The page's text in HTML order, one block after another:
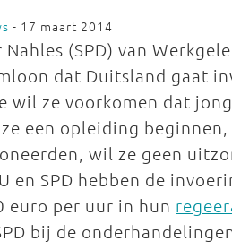
- 17 maart 2014
Nahles (SPD) van
dat Duitsland gaat
wil ze voorkomen dat
een opleiding
wil ze geen
en SPD hebben de
euro per uur in hun
bij de